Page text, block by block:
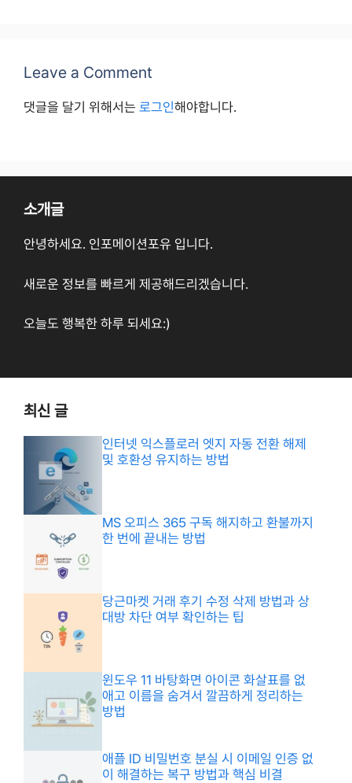
Leave a Comment
댓글을 달기 위해서는 로그인해야합니다.
소개글
안녕하세요. 인포메이션포유 입니다.
새로운 정보를 빠르게 제공해드리겠습니다.
오늘도 행복한 하루 되세요:)
최신 글
인터넷 익스플로러 엣지 자동 전환 해제
및 호환성 유지하는 방법
MS 오피스 365 구독 해지하고 환불까지
한 번에 끝내는 방법
당근마켓 거래 후기 수정 삭제 방법과 상
대방 차단 여부 확인하는 팁
윈도우 11 바탕화면 아이콘 화살표를 없
애고 이름을 숨겨서 깔끔하게 정리하는
방법
애플 ID 비밀번호 분실 시 이메일 인증 없
이 해결하는 복구 방법과 핵심 비결